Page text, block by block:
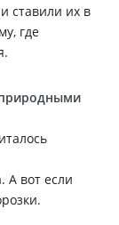
ставили их в
где
А вот если